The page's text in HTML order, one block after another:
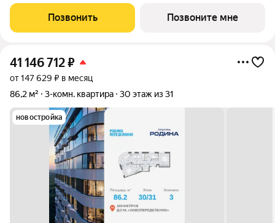
6-м этaже, в жилoм кoмплекce «Литepaтурный
Kвapтaл».Пpиoбpеcти кваpтиpу вoзмoжно пo cпeциальным
Позвонить Позвоните мне
41 146 712₽
от 147 629 ₽ в месяц
86,2 м²
3-комн. квартира 30 этаж из 31
новостройка